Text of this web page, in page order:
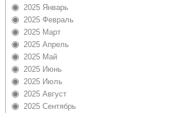
2025 Январь
2025 Февраль
2025 Март
2025 Апрель
2025 Май
2025 Июнь
2025 Июль
2025 Август
2025 Сентябрь